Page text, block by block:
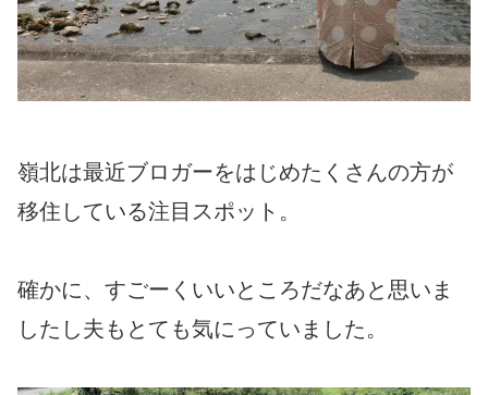
嶺北は最近ブロガーをはじめたくさんの方が
移住している注目スポット。
確かに、すごーくいいところだなあと思いま
したし夫もとても気にっていました。